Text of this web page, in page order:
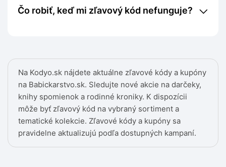
Na Kodyo.sk nájdete aktuálne zľavové kódy a kupóny
na Babickarstvo.sk. Sledujte nové akcie na darčeky,
knihy spomienok a rodinné kroniky. K dispozícii
môže byť zľavový kód na vybraný sortiment a
tematické kolekcie. Zľavové kódy a kupóny sa
pravidelne aktualizujú podľa dostupných kampaní.
Čo robiť, keď mi zľavový kód nefunguje?